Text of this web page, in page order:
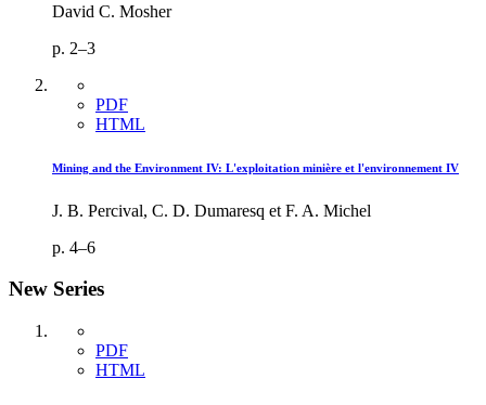
David C. Mosher
p. 2–3
PDF
HTML
Mining and the Environment IV: L'exploitation minière et l'environnement IV
J. B. Percival, C. D. Dumaresq et F. A. Michel
p. 4–6
New Series
PDF
HTML